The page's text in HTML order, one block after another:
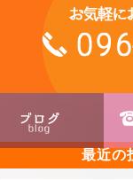
最近の